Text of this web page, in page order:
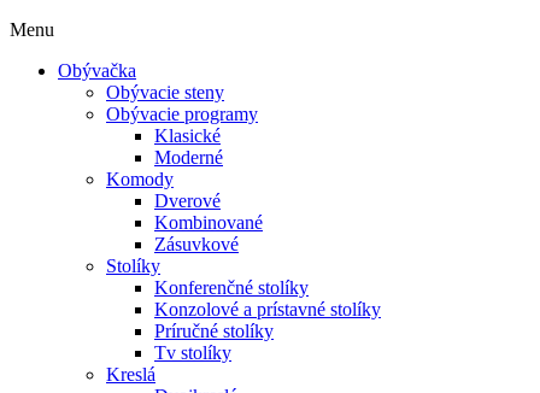
Menu
Obývačka
Obývacie steny
Obývacie programy
Klasické
Moderné
Komody
Dverové
Kombinované
Zásuvkové
Stolíky
Konferenčné stolíky
Konzolové a prístavné stolíky
Príručné stolíky
Tv stolíky
Kreslá